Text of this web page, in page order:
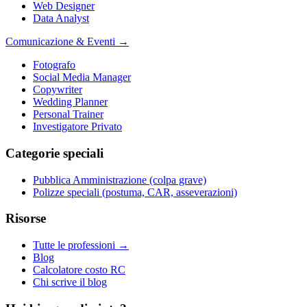
Web Designer
Data Analyst
Comunicazione & Eventi →
Fotografo
Social Media Manager
Copywriter
Wedding Planner
Personal Trainer
Investigatore Privato
Categorie speciali
Pubblica Amministrazione (colpa grave)
Polizze speciali (postuma, CAR, asseverazioni)
Risorse
Tutte le professioni →
Blog
Calcolatore costo RC
Chi scrive il blog